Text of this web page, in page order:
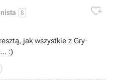
8 
jak wszystkie z Gry-
:)